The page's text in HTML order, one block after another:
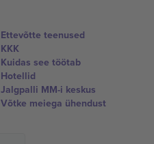
Ettevõtte teenused
KKK
Kuidas see töötab
Hotellid
Jalgpalli MM-i keskus
Võtke meiega ühendust